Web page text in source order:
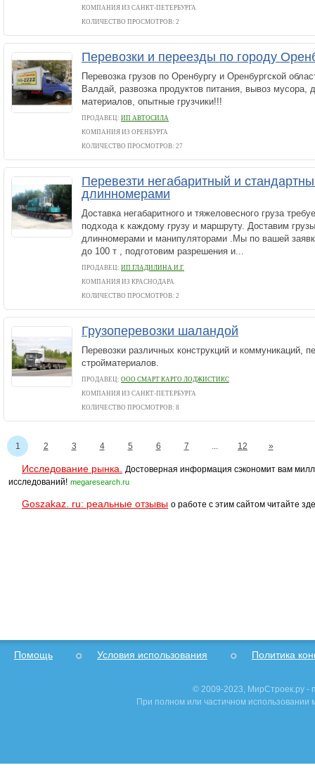
КОМПАНИЯ ИЗ САНКТ-ПЕТЕРБУРГА
КОЛИЧЕСТВО ПРОСМОТРОВ: 2
Перевозки и переезды по городу
Перевозка грузов по Оренбургу и Оренбургской
Валдай, развозка продуктов питания, вывоз мусора,
материалов, опытные грузчики!!!
ПРОДАВЕЦ: ИП АВТОСИЛА
КОМПАНИЯ ИЗ ОРЕНБУРГА
КОЛИЧЕСТВО ПРОСМОТРОВ: 27
Перевезти негабаритный и
длинномерами
Доставка негабаритного и тяжеловесного груза
подхода к каждому грузу и маршруту. Доставим
длинномерами и манипуляторами .Мы по вашей
до 100 т , подготовим разрешения и...
ПРОДАВЕЦ: ИП ГЛАДИЛИНА И.Г.
КОМПАНИЯ ИЗ КРАСНОДАРА
КОЛИЧЕСТВО ПРОСМОТРОВ: 2
Грузоперевозки шаландой
Перевозки различных конструкций и коммуникаций,
стройматериалов.
ПРОДАВЕЦ: ООО СМАРТ КАРГО ЛОДЖИСТИКС
КОМПАНИЯ ИЗ САНКТ-ПЕТЕРБУРГА
КОЛИЧЕСТВО ПРОСМОТРОВ: 8
1 2 3 4 5 6 7 ... 12 »
Исследование рынка.
Достоверная информация сэкономит вам
исследований! megaresearch.ru
Goszakaz. ru: реальные отзывы о работе с этим сайтом читайте
Помощь Условия использования Политика
© 2009-2023, МирСтроек.ру -
При полном или частичном использовании